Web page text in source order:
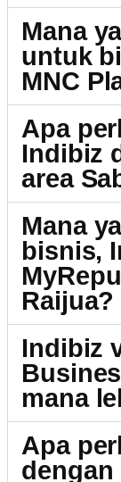
Mana
untuk
MNC
Apa
Indibiz
area
Mana
bisnis,
Raijua?
Indibiz
mana
Apa
dengan